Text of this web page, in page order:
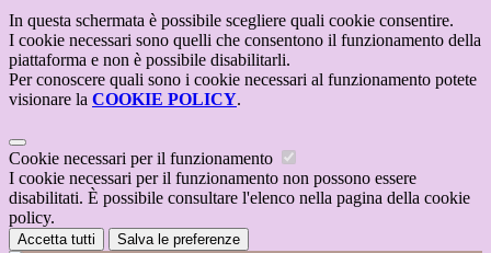
In questa schermata è possibile scegliere quali cookie consentire.
I cookie necessari sono quelli che consentono il funzionamento della
piattaforma e non è possibile disabilitarli.
Per conoscere quali sono i cookie necessari al funzionamento potete
visionare la COOKIE POLICY.
Cookie necessari per il funzionamento
I cookie necessari per il funzionamento non possono essere
disabilitati. È possibile consultare l'elenco nella pagina della cookie
policy.
Accetta tutti Salva le preferenze